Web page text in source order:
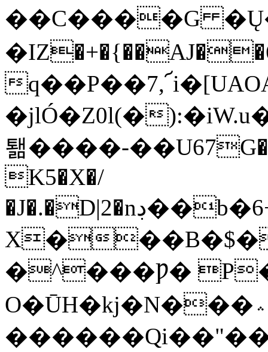
��C����G
�jlÓ�Z0l(�
퇢����-
K5�X�/
�J�.�D|2�nڊ��b�6+M�����j��fP��_t�j�Eg�Rk���(�_^�b�6�0ܧ�����F�*����c`k�
X�
�^���Ƿ�
O�ŪH�kj�N���؞�!�n�4}